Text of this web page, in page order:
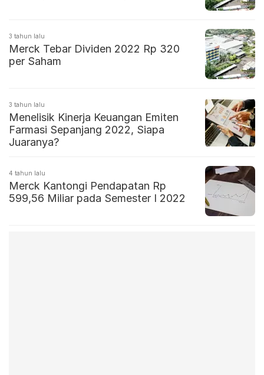
3 tahun lalu
Merck Tebar Dividen 2022 Rp 320
per Saham
3 tahun lalu
Menelisik Kinerja Keuangan Emiten
Farmasi Sepanjang 2022, Siapa
Juaranya?
4 tahun lalu
Merck Kantongi Pendapatan Rp
599,56 Miliar pada Semester I 2022